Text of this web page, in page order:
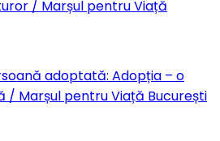
/ Marșul pentru Viață
adoptată: Adopția – o
/ Marșul pentru Viață București